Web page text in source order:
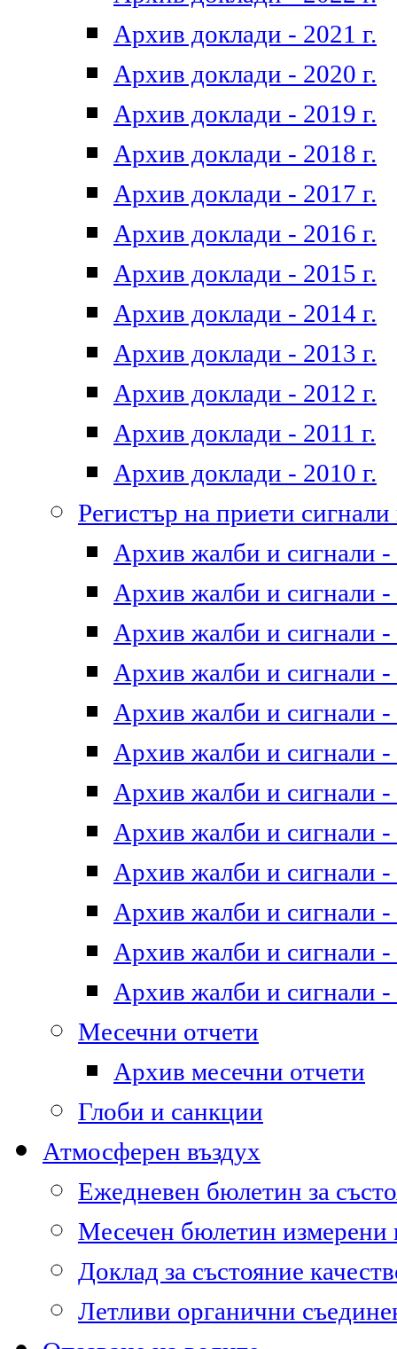
Архив доклади - 2021 г.
Архив доклади - 2020 г.
Архив доклади - 2019 г.
Архив доклади - 2018 г.
Архив доклади - 2017 г.
Архив доклади - 2016 г.
Архив доклади - 2015 г.
Архив доклади - 2014 г.
Архив доклади - 2013 г.
Архив доклади - 2012 г.
Архив доклади - 2011 г.
Архив доклади - 2010 г.
Регистър на приети
Архив жалби и сигнали -
Архив жалби и сигнали -
Архив жалби и сигнали -
Архив жалби и сигнали -
Архив жалби и сигнали -
Архив жалби и сигнали -
Архив жалби и сигнали -
Архив жалби и сигнали -
Архив жалби и сигнали -
Архив жалби и сигнали -
Архив жалби и сигнали -
Архив жалби и сигнали -
Месечни отчети
Архив месечни отчети
Глоби и санкции
Атмосферен въздух
Ежедневен бюлетин за
Месечен бюлетин
Доклад за състояние
Летливи органични